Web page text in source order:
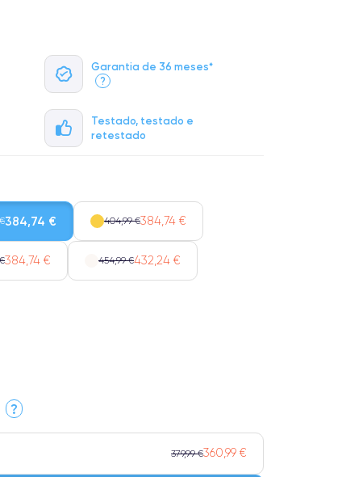
Garantia de 36 meses*
?
Testado, testado e
retestado
384,74 € 404,99 €384,74 €
384,74 € 454,99 €432,24 €
?
379,99 €360,99 €